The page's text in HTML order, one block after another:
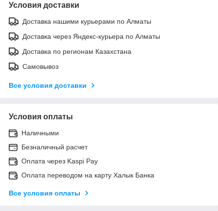
Условия доставки
Доставка нашими курьерами по Алматы
Доставка через Яндекс-курьера по Алматы
Доставка по регионам Казахстана
Самовывоз
Все условия доставки
Условия оплаты
Наличными
Безналичный расчет
Оплата через Kaspi Pay
Оплата переводом на карту Халык Банка
Все условия оплаты